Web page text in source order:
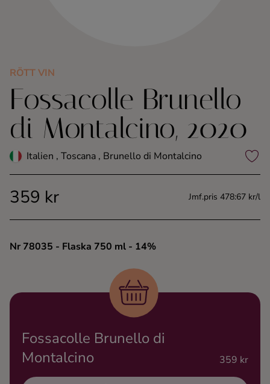
Konjak
Likör
Rom
Tequila
RÖTT VIN
Fossacolle Brunello
di Montalcino, 2020
Italien , Toscana , Brunello di Montalcino
359 kr Jmf.pris 478:67 kr/l
Nr 78035 - Flaska 750 ml - 14%
Fossacolle Brunello di
Montalcino
359 kr